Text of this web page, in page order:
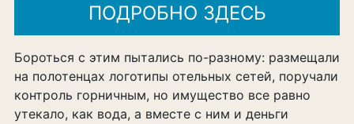
ПОДРОБНО ЗДЕСЬ
Бороться с этим пытались по-разному: размещали
на полотенцах логотипы отельных сетей, поручали
контроль горничным, но имущество все равно
утекало, как вода, а вместе с ним и деньги